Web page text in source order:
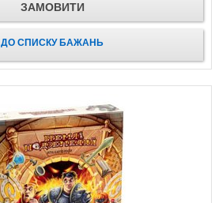
ЗАМОВИТИ
ДО СПИСКУ БАЖАНЬ